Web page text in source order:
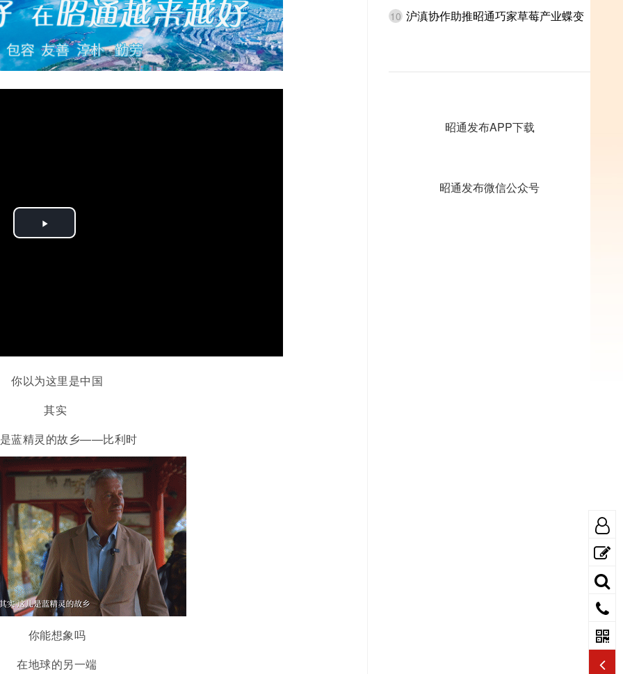
Play
你以为这里是中国
其实
蓝精灵的故乡——比利时
你能想象吗
在地球的另一端
10 沪滇协作助推昭通巧家草莓产业蝶变
昭通发布APP下载
昭通发布微信公众号